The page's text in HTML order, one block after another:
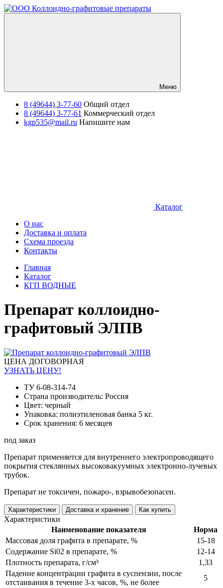
Меню
8 (49644) 3-77-60 Общий отдел
8 (49644) 3-77-61 Коммерческий отдел
kgp535@mail.ru Напишите нам
Каталог
О нас
Доставка и оплата
Схема проезда
Контакты
Главная
Каталог
КГП ВОДНЫЕ
Препарат коллоидно-
графитовый ЭЛПВ
ЦЕНА ДОГОВОРНАЯ
УЗНАТЬ ЦЕНУ!
ТУ 6-08-314-74
Страна производитель: Россия
Цвет: черный
Упаковка: полиэтиленовая банка 5 кг.
Срок хранения: 6 месяцев
под заказ
Препарат применяется для внутреннего электропроводящего
покрытия стеклянных высоковакуумных электронно-лучевых
трубок.
Препарат не токсичен, пожаро-, взрывобезопасен.
Характеристики Доставка и хранение Как купить
Характеристики
Наименование показателя
Норма
Массовая доля графита в препарате, %
15-18
Содержание Si02 в препарате, %
12-14
Плотность препарата, г/см³
1,33
Падение концентрации графита в суспензии, после
отстаивания в течение 3-х часов, %, не более
5